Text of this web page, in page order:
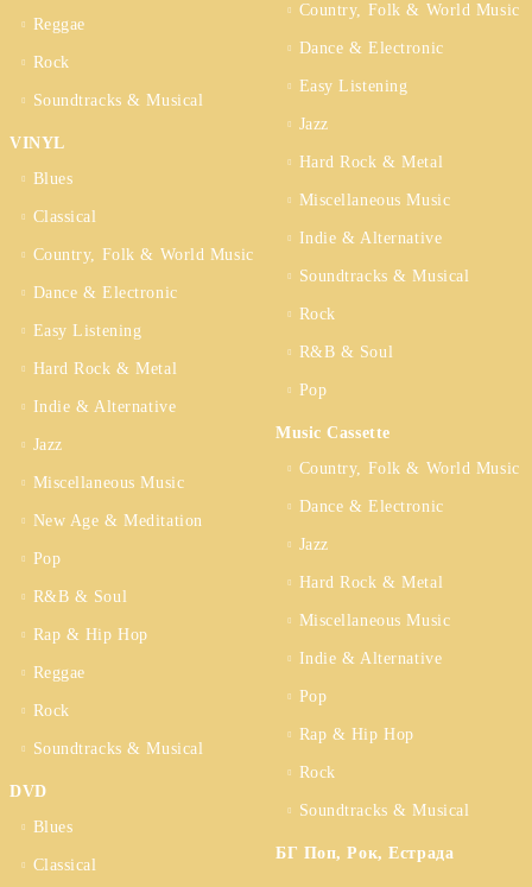
Reggae
Rock
Soundtracks & Musical
VINYL
Blues
Classical
Country, Folk & World Music
Dance & Electronic
Easy Listening
Hard Rock & Metal
Indie & Alternative
Jazz
Miscellaneous Music
New Age & Meditation
Pop
R&B & Soul
Rap & Hip Hop
Reggae
Rock
Soundtracks & Musical
DVD
Blues
Classical
Country, Folk & World Music
Dance & Electronic
Easy Listening
Jazz
Hard Rock & Metal
Miscellaneous Music
Indie & Alternative
Soundtracks & Musical
Rock
R&B & Soul
Pop
Music Cassette
Country, Folk & World Music
Dance & Electronic
Jazz
Hard Rock & Metal
Miscellaneous Music
Indie & Alternative
Pop
Rap & Hip Hop
Rock
Soundtracks & Musical
БГ Поп, Рок, Естрада